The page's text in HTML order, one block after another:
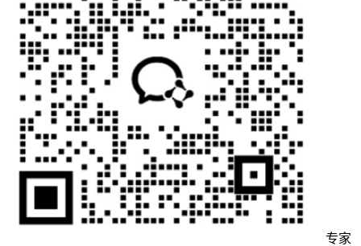
专家